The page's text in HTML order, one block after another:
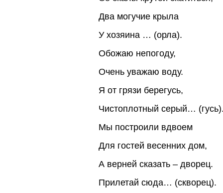
Два могучие крыла
У хозяина … (орла).
Обожаю непогоду,
Очень уважаю воду.
Я от грязи берегусь,
Чистоплотный серый…
Мы построили вдвоем
Для гостей весенних дом,
А верней сказать – дворец.
Прилетай сюда… (скворец).